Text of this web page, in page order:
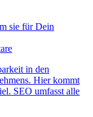
in den
Hier kommt
SEO umfasst alle